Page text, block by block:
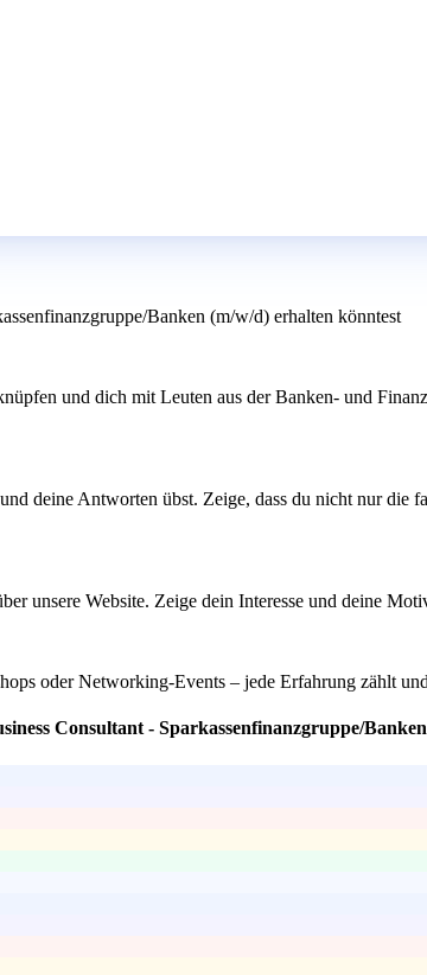
Banken (m/w/d) erhalten könntest
und dich mit Leuten aus der Banken- und
deine Antworten übst. Zeige, dass du nicht nur die
unsere Website. Zeige dein Interesse und deine
oder Networking-Events – jede Erfahrung zählt
Consultant - Sparkassenfinanzgruppe/